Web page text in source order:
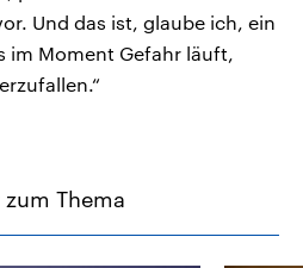
Und das ist, glaube ich, ein
im Moment Gefahr läuft,
zum Thema